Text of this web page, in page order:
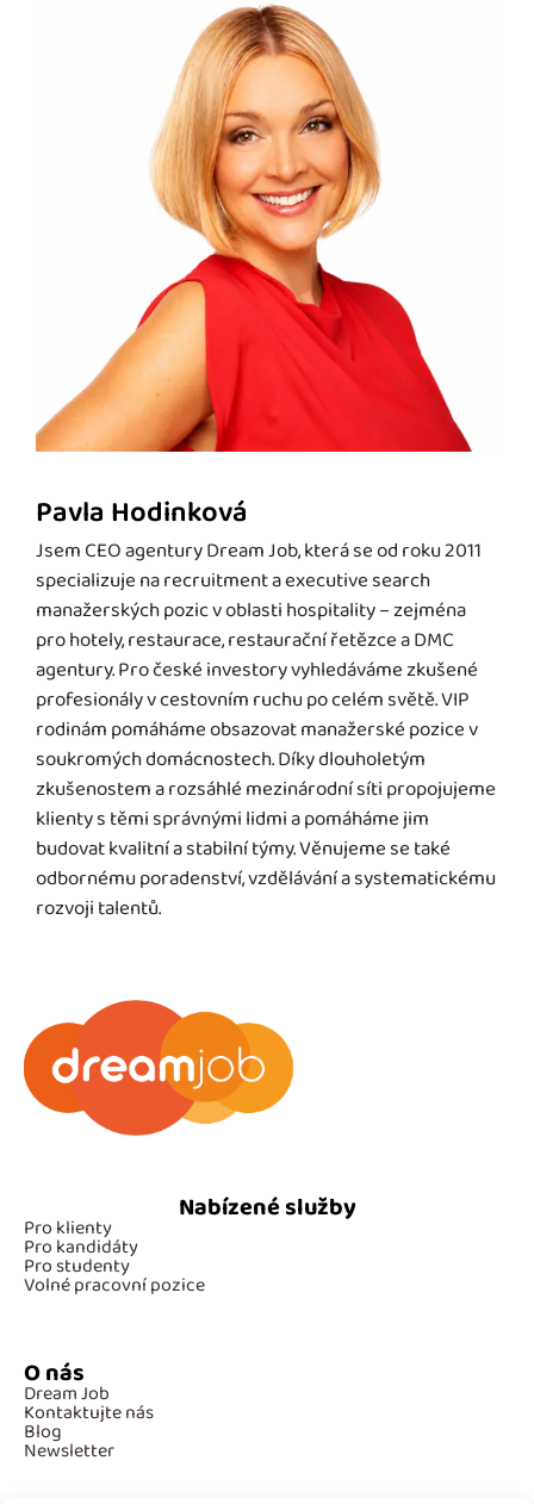
Pavla Hodinková
Jsem CEO agentury Dream Job, která se od roku 2011
specializuje na recruitment a executive search
manažerských pozic v oblasti hospitality – zejména
pro hotely, restaurace, restaurační řetězce a DMC
agentury. Pro české investory vyhledáváme zkušené
profesionály v cestovním ruchu po celém světě. VIP
rodinám pomáháme obsazovat manažerské pozice v
soukromých domácnostech. Díky dlouholetým
zkušenostem a rozsáhlé mezinárodní síti propojujeme
klienty s těmi správnými lidmi a pomáháme jim
budovat kvalitní a stabilní týmy. Věnujeme se také
odbornému poradenství, vzdělávání a systematickému
rozvoji talentů.
Nabízené služby
Pro klienty
Pro kandidáty
Pro studenty
Volné pracovní pozice
O nás
Dream Job
Kontaktujte nás
Blog
Newsletter